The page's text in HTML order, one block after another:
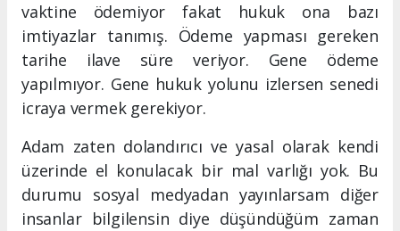
vaktine ödemiyor fakat hukuk ona bazı
imtiyazlar tanımış. Ödeme yapması gereken
tarihe ilave süre veriyor. Gene ödeme
yapılmıyor. Gene hukuk yolunu izlersen senedi
icraya vermek gerekiyor.
Adam zaten dolandırıcı ve yasal olarak kendi
üzerinde el konulacak bir mal varlığı yok. Bu
durumu sosyal medyadan yayınlarsam diğer
insanlar bilgilensin diye düşündüğüm zaman